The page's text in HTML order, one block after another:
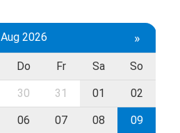
Aug 2026 »
Do Fr Sa So
30 31 01 02
06 07 08 09